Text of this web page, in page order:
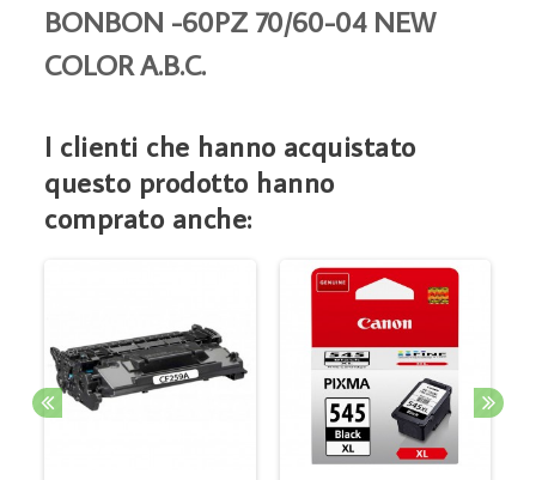
BONBON -60PZ 70/60-04 NEW
COLOR A.B.C.
I clienti che hanno acquistato
questo prodotto hanno
comprato anche: